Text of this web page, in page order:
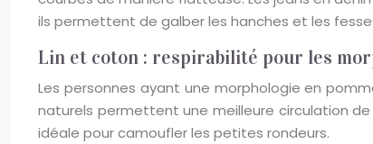
ils permettent de galber les hanches et les
Lin et coton : respirabilité pour les
Les personnes ayant une morphologie en
naturels permettent une meilleure circulation
idéale pour camoufler les petites rondeurs.